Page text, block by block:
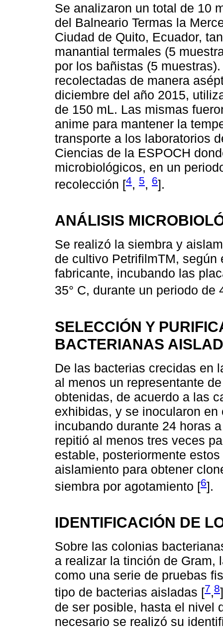
Se analizaron un total de 10
del Balneario Termas la
Ciudad de Quito, Ecuador,
manantial termales (5
por los bañistas (5
recolectadas de manera
diciembre del año 2015,
de 150 mL. Las mismas
anime para mantener la
transporte a los laboratorios
Ciencias de la ESPOCH
microbiológicos, en un
recolección [4, 5, 6].
ANÁLISIS
Se realizó la siembra y
de cultivo PetrifilmTM,
fabricante, incubando las
35° C, durante un periodo de
SELECCIÓN Y
BACTERIANAS
De las bacterias crecidas en
al menos un representante
obtenidas, de acuerdo a las
exhibidas, y se inocularon
incubando durante 24 horas
repitió al menos tres veces
estable, posteriormente
aislamiento para obtener
siembra por agotamiento [6].
IDENTIFICACIÓN DE
Sobre las colonias
a realizar la tinción de Gram,
como una serie de pruebas
tipo de bacterias aisladas [7,8
de ser posible, hasta el nivel
necesario se realizó su